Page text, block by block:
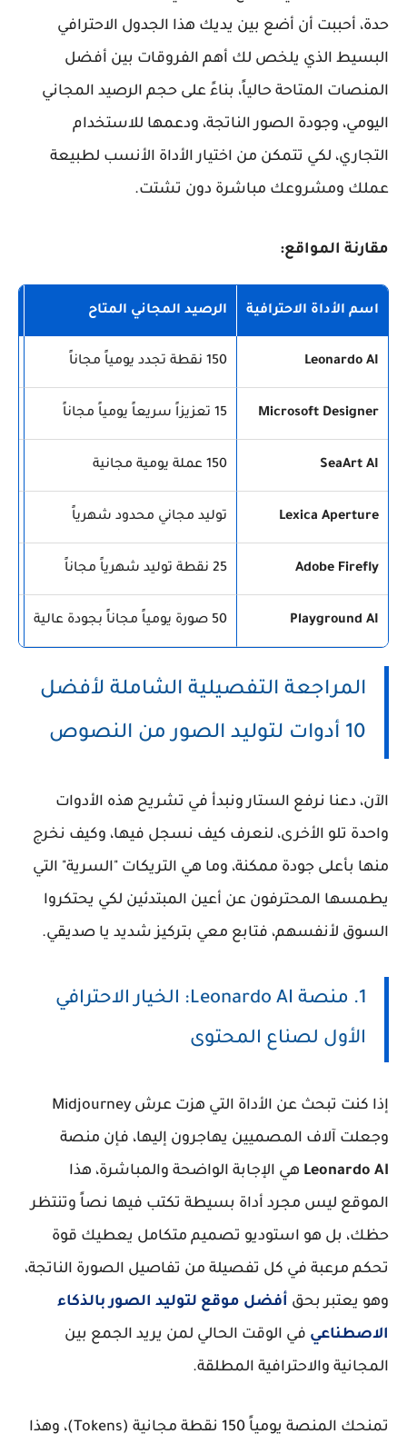
حدة، أحببت أن أضع بين يديك هذا الجدول الاحترافي
البسيط الذي يلخص لك أهم الفروقات بين أفضل
المنصات المتاحة حالياً، بناءً على حجم الرصيد المجاني
اليومي، وجودة الصور الناتجة، ودعمها للاستخدام
التجاري، لكي تتمكن من اختيار الأداة الأنسب لطبيعة
عملك ومشروعك مباشرة دون تشتت.
مقارنة المواقع:
اسم الأداة الاحترافية الرصيد المجاني المتاح
Leonardo AI 150 نقطة تجدد يومياً مجاناً
Microsoft Designer 15 تعزيزاً سريعاً يومياً مجاناً
SeaArt AI 150 عملة يومية مجانية
Lexica Aperture توليد مجاني محدود شهرياً
Adobe Firefly 25 نقطة توليد شهرياً مجاناً
Playground AI 50 صورة يومياً مجاناً بجودة عالية
المراجعة التفصيلية الشاملة لأفضل
10 أدوات لتوليد الصور من النصوص
الآن، دعنا نرفع الستار ونبدأ في تشريح هذه الأدوات
واحدة تلو الأخرى، لنعرف كيف نسجل فيها، وكيف نخرج
منها بأعلى جودة ممكنة، وما هي التريكات "السرية" التي
يطمسها المحترفون عن أعين المبتدئين لكي يحتكروا
السوق لأنفسهم، فتابع معي بتركيز شديد يا صديقي.
1. منصة Leonardo AI: الخيار الاحترافي
الأول لصناع المحتوى
إذا كنت تبحث عن الأداة التي هزت عرش Midjourney
وجعلت آلاف المصميين يهاجرون إليها، فإن منصة
Leonardo AI هي الإجابة الواضحة والمباشرة، هذا
الموقع ليس مجرد أداة بسيطة تكتب فيها نصاً وتنتظر
حظك، بل هو استوديو تصميم متكامل يعطيك قوة
تحكم مرعبة في كل تفصيلة من تفاصيل الصورة الناتجة،
وهو يعتبر بحق أفضل موقع لتوليد الصور بالذكاء
الاصطناعي في الوقت الحالي لمن يريد الجمع بين
المجانية والاحترافية المطلقة.
تمنحك المنصة يومياً 150 نقطة مجانية (Tokens)، وهذا